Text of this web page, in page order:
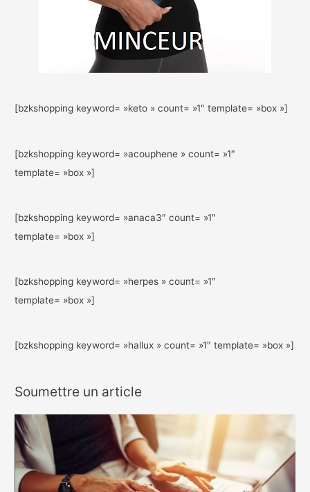
[bzkshopping keyword= »keto » count= »1″ template= »box »]
[bzkshopping keyword= »acouphene » count= »1″
template= »box »]
[bzkshopping keyword= »anaca3″ count= »1″
template= »box »]
[bzkshopping keyword= »herpes » count= »1″
template= »box »]
[bzkshopping keyword= »hallux » count= »1″ template= »box »]
Soumettre un article